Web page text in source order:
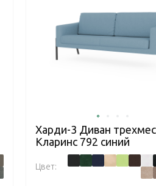
Харди-3 Диван
Кларинс 792 синий
Цвет: